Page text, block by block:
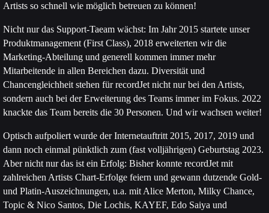
Artists so schnell wie möglich betreuen zu können!
Nicht nur das Support-Taeam wächst: Im Jahr 2015 startete unser
Produktmanagement (First Class), 2018 erweiterten wir die
Marketing-Abteilung und generell kommen immer mehr
Mitarbeitende in allen Bereichen dazu. Diversität und
Chancengleichheit stehen für recordJet nicht nur bei den Artists,
sondern auch bei der Erweiterung des Teams immer im Fokus. 2022
knackte das Team bereits die 30 Personen. Und wir wachsen weiter!
Optisch aufpoliert wurde der Internetauftritt 2015, 2017, 2019 und
dann noch einmal pünktlich zum (fast volljährigen) Geburtstag 2023.
Aber nicht nur das ist ein Erfolg: Bisher konnte recordJet mit
zahlreichen Artists Chart-Erfolge feiern und gewann dutzende Gold-
und Platin-Auszeichnungen, u.a. mit Alice Merton, Milky Chance,
Topic & Nico Santos, Die Lochis, KAYEF, Edo Saiya und